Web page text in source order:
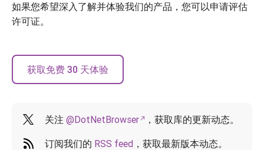
如果您希望深入了解并体验我们的产品，您可以申请评估
许可证。
获取免费 30 天体验
关注 @DotNetBrowser ，获取库的更新动态。
订阅我们的 RSS feed ，获取最新版本动态。